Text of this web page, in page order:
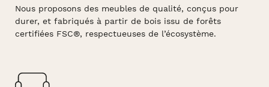
Nous proposons des meubles de qualité, conçus pour
durer, et fabriqués à partir de bois issu de forêts
certifiées FSC®, respectueuses de l’écosystème.